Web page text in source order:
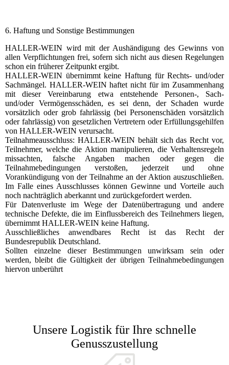
6. Haftung und Sonstige Bestimmungen
HALLER-WEIN wird mit der Aushändigung des Gewinns von
allen Verpflichtungen frei, sofern sich nicht aus diesen Regelungen
schon ein früherer Zeitpunkt ergibt.
HALLER-WEIN übernimmt keine Haftung für Rechts- und/oder
Sachmängel. HALLER-WEIN haftet nicht für im Zusammenhang
mit dieser Vereinbarung etwa entstehende Personen-, Sach-
und/oder Vermögensschäden, es sei denn, der Schaden wurde
vorsätzlich oder grob fahrlässig (bei Personenschäden vorsätzlich
oder fahrlässig) von gesetzlichen Vertretern oder Erfüllungsgehilfen
von HALLER-WEIN verursacht.
Teilnahmeausschluss: HALLER-WEIN behält sich das Recht vor,
Teilnehmer, welche die Aktion manipulieren, die Verhaltensregeln
missachten, falsche Angaben machen oder gegen die
Teilnahmebedingungen verstoßen, jederzeit und ohne
Vorankündigung von der Teilnahme an der Aktion auszuschließen.
Im Falle eines Ausschlusses können Gewinne und Vorteile auch
noch nachträglich aberkannt und zurückgefordert werden.
Für Datenverluste im Wege der Datenübertragung und andere
technische Defekte, die im Einflussbereich des Teilnehmers liegen,
übernimmt HALLER-WEIN keine Haftung.
Ausschließliches anwendbares Recht ist das Recht der
Bundesrepublik Deutschland.
Sollten einzelne dieser Bestimmungen unwirksam sein oder
werden, bleibt die Gültigkeit der übrigen Teilnahmebedingungen
hiervon unberührt
Unsere Logistik für Ihre schnelle
Genusszustellung